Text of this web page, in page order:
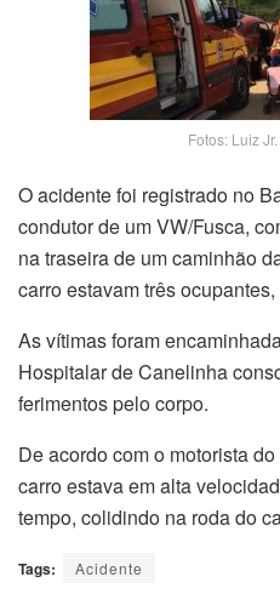
Fotos: Luiz
O acidente foi registrado no
condutor de um VW/Fusca,
na traseira de um caminhão
carro estavam três
As vítimas foram
Hospitalar de Canelinha
ferimentos pelo corpo.
De acordo com o motorista
carro estava em alta
tempo, colidindo na roda do
Tags: Acidente